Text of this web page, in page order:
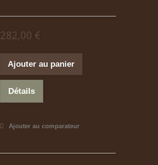
282,00 €
Ajouter au panier
Détails
Ajouter au comparateur